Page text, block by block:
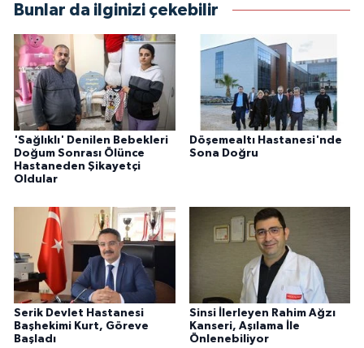
Bunlar da ilginizi çekebilir
'Sağlıklı' Denilen Bebekleri
Doğum Sonrası Ölünce
Hastaneden Şikayetçi
Oldular
Döşemealtı Hastanesi'nde
Sona Doğru
Serik Devlet Hastanesi
Başhekimi Kurt, Göreve
Başladı
Sinsi İlerleyen Rahim Ağzı
Kanseri, Aşılama İle
Önlenebiliyor